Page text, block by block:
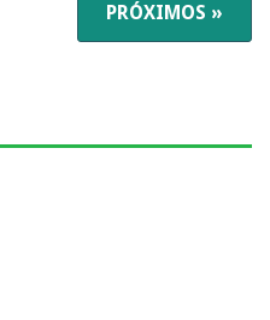
PRÓXIMOS »